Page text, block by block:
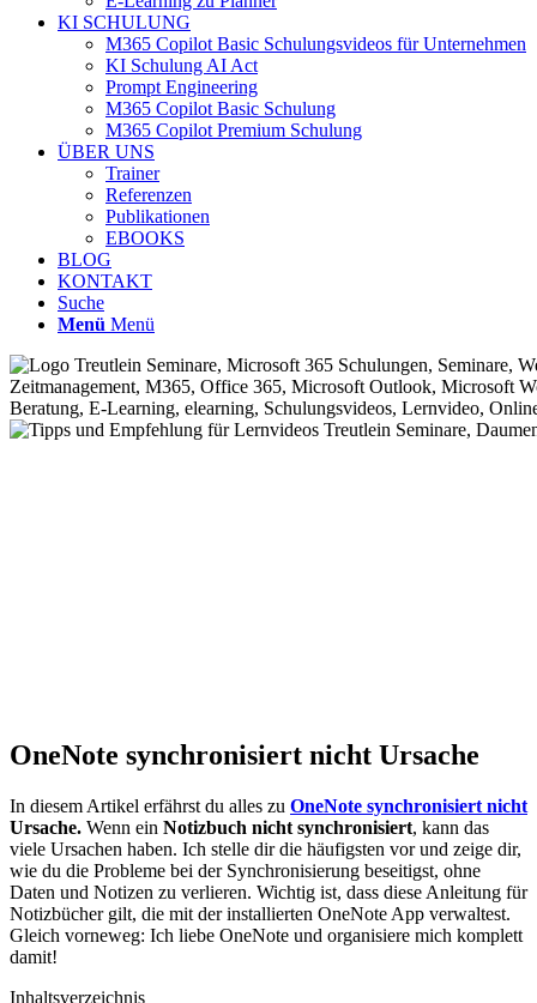
KI SCHULUNG
M365 Copilot Basic Schulungsvideos für Unternehmen
KI Schulung AI Act
Prompt Engineering
M365 Copilot Basic Schulung
M365 Copilot Premium Schulung
ÜBER UNS
Trainer
Referenzen
Publikationen
EBOOKS
BLOG
KONTAKT
Suche
Menü Menü
OneNote synchronisiert nicht Ursache
In diesem Artikel erfährst du alles zu OneNote synchronisiert nicht
Ursache. Wenn ein Notizbuch nicht synchronisiert, kann das
viele Ursachen haben. Ich stelle dir die häufigsten vor und zeige dir,
wie du die Probleme bei der Synchronisierung beseitigst, ohne
Daten und Notizen zu verlieren. Wichtig ist, dass diese Anleitung für
Notizbücher gilt, die mit der installierten OneNote App verwaltest.
Gleich vorneweg: Ich liebe OneNote und organisiere mich komplett
damit!
Inhaltsverzeichnis